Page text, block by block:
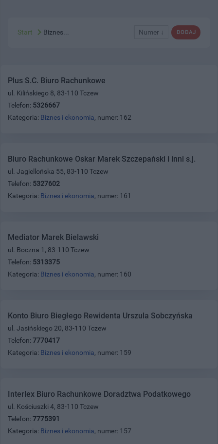
DODAJ
Numer ↓
Start Biznes...
Plus S.C. Biuro Rachunkowe
ul. Kilińskiego 8, 83-110 Tczew
Telefon: 5326667
Kategoria: Biznes i ekonomia, numer: 162
Biuro Rachunkowe Oskar Marek Szczepański i inni s.j.
ul. Jagiellońska 55, 83-110 Tczew
Telefon: 5327602
Kategoria: Biznes i ekonomia, numer: 161
Mediator Marek Bielawski
ul. Boczna 1, 83-110 Tczew
Telefon: 5313375
Kategoria: Biznes i ekonomia, numer: 160
Konto Biuro Biegłego Rewidenta Urszula Sobczyńska
ul. Jasińskiego 20, 83-110 Tczew
Telefon: 7770417
Kategoria: Biznes i ekonomia, numer: 159
Interlex Biuro Rachunkowe Doradztwa Podatkowego
ul. Kościuszki 4, 83-110 Tczew
Telefon: 7775391
Kategoria: Biznes i ekonomia, numer: 157